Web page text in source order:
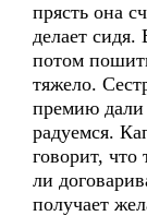
прясть она
делает
потом
тяжело.
премию дали
радуемся.
говорит, что
ли
получает